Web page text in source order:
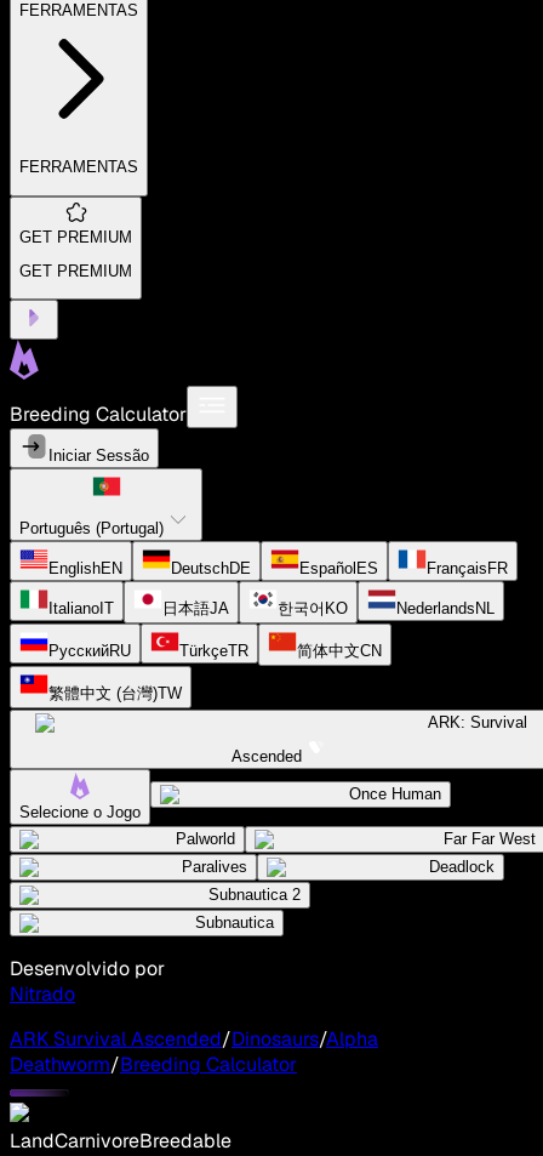
FERRAMENTAS
FERRAMENTAS
GET PREMIUM
GET PREMIUM
Breeding Calculator
Iniciar Sessão
Português (Portugal)
EnglishEN DeutschDE Español ES Français FR
Italiano IT 日本語JA 한국어 KO Nederlands NL
РусскийRU TürkçeTR 简体中文CN
繁體中文 (台灣)TW
ARK: Survival
Ascended
Selecione o Jogo
Once Human
Palworld
Far Far West
Paralives
Deadlock
Subnautica 2
Subnautica
Desenvolvido por
Nitrado
ARK Survival Ascended/Dinosaurs/Alpha
Deathworm/Breeding Calculator
LandCarnivoreBreedable